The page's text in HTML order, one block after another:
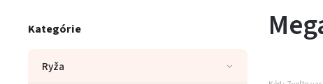
Kategórie
Ryža